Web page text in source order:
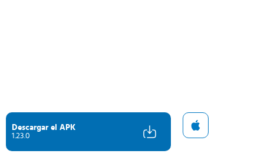
Descargar el APK
1.23.0